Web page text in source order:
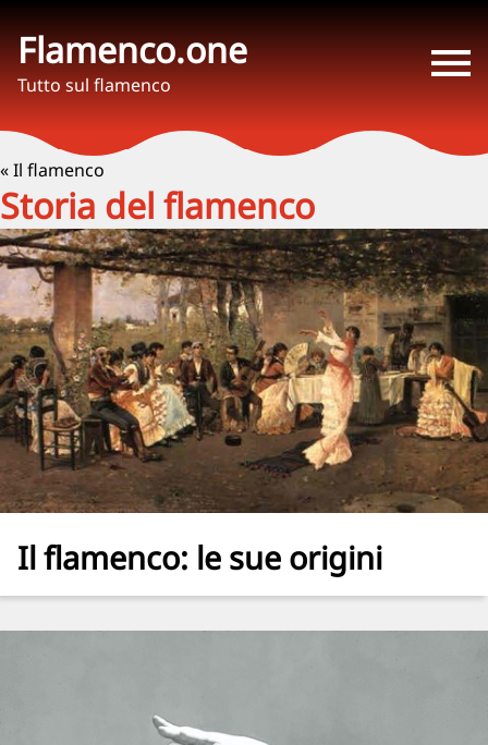
Flamenco.one
Tutto sul flamenco
« Il flamenco
Storia del flamenco
Il flamenco: le sue origini